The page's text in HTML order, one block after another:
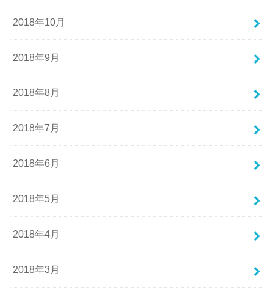
2018年10月
2018年9月
2018年8月
2018年7月
2018年6月
2018年5月
2018年4月
2018年3月